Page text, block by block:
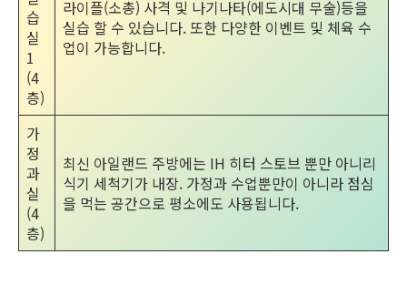
습
실
1
(4
층)
라이플(소총) 사격 및 나기나타(에도시대 무술)등을
실습 할 수 있습니다. 또한 다양한 이벤트 및 체육 수
업이 가능합니다.
가
정
과
실
(4
층)
최신 아일랜드 주방에는 IH 히터 스토브 뿐만 아니리
식기 세척기가 내장. 가정과 수업뿐만이 아니라 점심
을 먹는 공간으로 평소에도 사용됩니다.